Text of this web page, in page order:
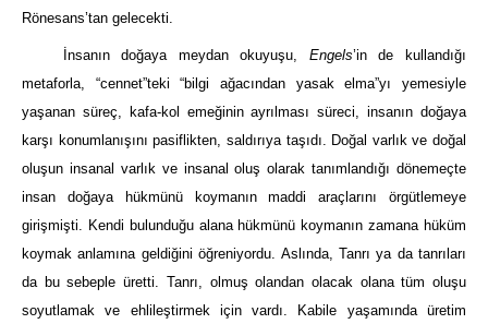
Rönesans’tan gelecekti.
İnsanın doğaya meydan okuyuşu, Engels’in de kullandığı
metaforla, “cennet”teki “bilgi ağacından yasak elma”yı yemesiyle
yaşanan süreç, kafa-kol emeğinin ayrılması süreci, insanın doğaya
karşı konumlanışını pasiflikten, saldırıya taşıdı. Doğal varlık ve doğal
oluşun insanal varlık ve insanal oluş olarak tanımlandığı dönemeçte
insan doğaya hükmünü koymanın maddi araçlarını örgütlemeye
girişmişti. Kendi bulunduğu alana hükmünü koymanın zamana hüküm
koymak anlamına geldiğini öğreniyordu. Aslında, Tanrı ya da tanrıları
da bu sebeple üretti. Tanrı, olmuş olandan olacak olana tüm oluşu
soyutlamak ve ehlileştirmek için vardı. Kabile yaşamında üretim